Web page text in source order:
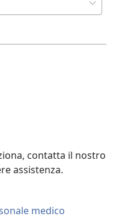
contatta il nostro
assistenza.
medico